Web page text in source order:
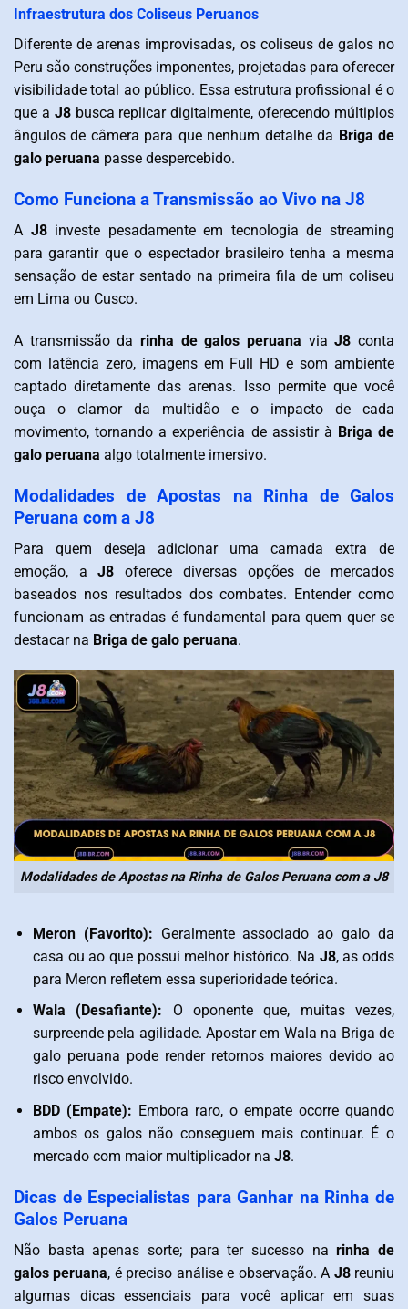
Infraestrutura dos Coliseus Peruanos
Diferente de arenas improvisadas, os coliseus de galos no
Peru são construções imponentes, projetadas para oferecer
visibilidade total ao público. Essa estrutura profissional é o
que a J8busca replicar digitalmente, oferecendo múltiplos
ângulos de câmera para que nenhum detalhe da Briga de
galo peruana passe despercebido.
Como Funciona a Transmissão ao Vivo na J8
A J8investe pesadamente em tecnologia de streaming
para garantir que o espectador brasileiro tenha a mesma
sensação de estar sentado na primeira fila de um coliseu
em Lima ou Cusco.
A transmissão da rinha de galos peruana viaJ8 conta
com latência zero, imagens em Full HD e som ambiente
captado diretamente das arenas. Isso permite que você
ouça o clamor da multidão e o impacto de cada
movimento, tornando a experiência de assistir à Briga de
galo peruana algo totalmente imersivo.
Modalidades de Apostas na Rinha de Galos
Peruana com a J8
Para quem deseja adicionar uma camada extra de
emoção, aJ8 oferece diversas opções de mercados
baseados nos resultados dos combates. Entender como
funcionam as entradas é fundamental para quem quer se
destacar na Briga de galo peruana.
Modalidades de Apostas na Rinha de Galos Peruana com a J8
Meron (Favorito): Geralmente associado ao galo da
casa ou ao que possui melhor histórico. Na J8, as odds
para Meron refletem essa superioridade teórica.
Wala (Desafiante): O oponente que, muitas vezes,
surpreende pela agilidade. Apostar em Wala na Briga de
galo peruana pode render retornos maiores devido ao
risco envolvido.
BDD (Empate): Embora raro, o empate ocorre quando
ambos os galos não conseguem mais continuar. É o
mercado com maior multiplicador na J8.
Dicas de Especialistas para Ganhar na Rinha de
Galos Peruana
Não basta apenas sorte; para ter sucesso narinha de
galos peruana, é preciso análise e observação. A J8reuniu
algumas dicas essenciais para você aplicar em suas